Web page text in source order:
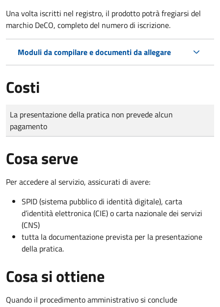
Una volta iscritti nel registro, il prodotto potrà fregiarsi del
marchio DeCO, completo del numero di iscrizione.
Moduli da compilare e documenti da allegare
Costi
Tipo di pagamento
Importo
La presentazione della pratica non prevede alcun
pagamento
Cosa serve
Per accedere al servizio, assicurati di avere:
SPID (sistema pubblico di identità digitale), carta
d’identità elettronica (CIE) o carta nazionale dei servizi
(CNS)
tutta la documentazione prevista per la presentazione
della pratica.
Cosa si ottiene
Quando il procedimento amministrativo si conclude